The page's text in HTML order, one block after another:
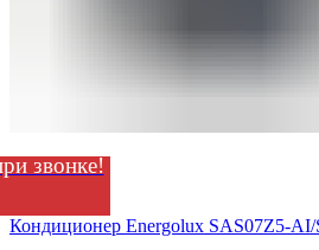
звонке!
Кондиционер Energolux SAS07Z5-